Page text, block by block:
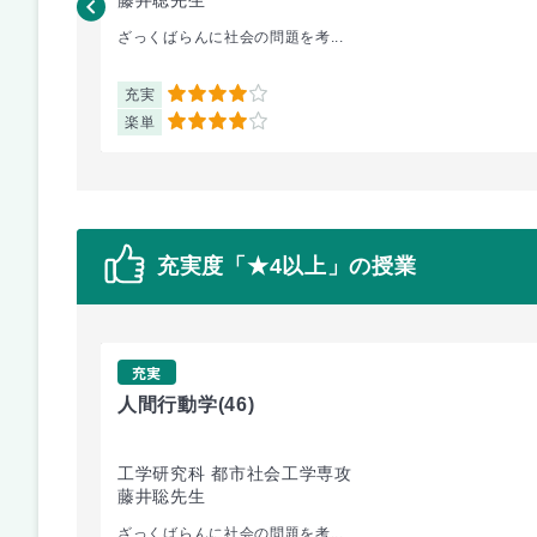
ざっくばらんに社会の問題を考...
充実 4
楽単 4
充実度「★4以上」の授業
充実
人間行動学(46)
工学研究科 都市社会工学専攻
藤井聡先生
ざっくばらんに社会の問題を考...